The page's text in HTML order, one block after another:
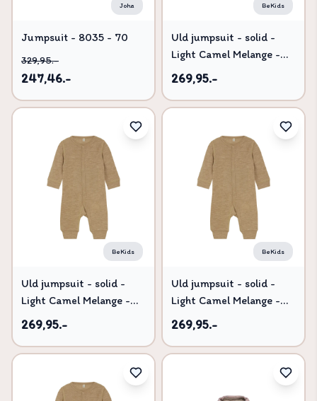
Joha
Jumpsuit - 8035 - 70
329,95.-
247,46.-
BeKids
Uld jumpsuit - solid -
Light Camel Melange -
70
269,95.-
BeKids
Uld jumpsuit - solid -
Light Camel Melange -
60
269,95.-
BeKids
Uld jumpsuit - solid -
Light Camel Melange -
90
269,95.-